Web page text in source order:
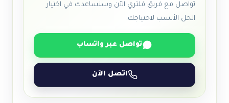
تواصل مع فريق فلتري الآن وسنساعدك في اختيار
الحل الأنسب لاحتياجك.
تواصل عبر واتساب
اتصل الآن